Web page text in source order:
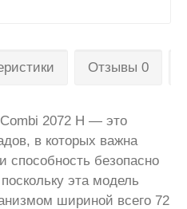
Отзывы 0
2072 H — это
в которых важна
способность безопасно
эта модель
шириной всего 72